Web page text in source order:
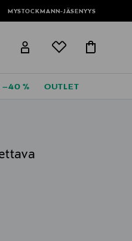
MYSTOCKMANN-JÄSENYYS
label.header.go
–40 % OUTLET